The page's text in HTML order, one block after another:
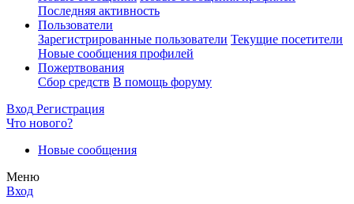
Последняя активность
Пользователи
Зарегистрированные пользователи Текущие посетители
Новые сообщения профилей
Пожертвования
Сбор средств В помощь форуму
Вход Регистрация
Что нового?
Новые сообщения
Меню
Вход